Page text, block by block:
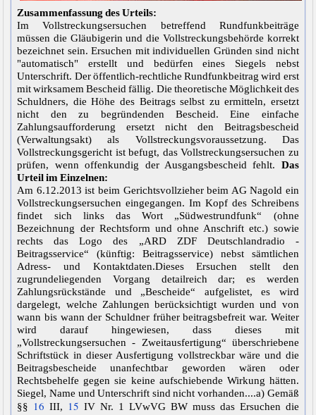
Zusammenfassung des Urteils:
Im Vollstreckungsersuchen betreffend Rundfunkbeiträge
müssen die Gläubigerin und die Vollstreckungsbehörde korrekt
bezeichnet sein. Ersuchen mit individuellen Gründen sind nicht
"automatisch" erstellt und bedürfen eines Siegels nebst
Unterschrift. Der öffentlich-rechtliche Rundfunkbeitrag wird erst
mit wirksamem Bescheid fällig. Die theoretische Möglichkeit des
Schuldners, die Höhe des Beitrags selbst zu ermitteln, ersetzt
nicht den zu begründenden Bescheid. Eine einfache
Zahlungsaufforderung ersetzt nicht den Beitragsbescheid
(Verwaltungsakt) als Vollstreckungsvoraussetzung. Das
Vollstreckungsgericht ist befugt, das Vollstreckungsersuchen zu
prüfen, wenn offenkundig der Ausgangsbescheid fehlt. Das
Urteil im Einzelnen:
Am 6.12.2013 ist beim Gerichtsvollzieher beim AG Nagold ein
Vollstreckungsersuchen eingegangen. Im Kopf des Schreibens
findet sich links das Wort „Südwestrundfunk“ (ohne
Bezeichnung der Rechtsform und ohne Anschrift etc.) sowie
rechts das Logo des „ARD ZDF Deutschlandradio -
Beitragsservice“ (künftig: Beitragsservice) nebst sämtlichen
Adress- und Kontaktdaten.Dieses Ersuchen stellt den
zugrundeliegenden Vorgang detailreich dar; es werden
Zahlungsrückstände und „Bescheide“ aufgelistet, es wird
dargelegt, welche Zahlungen berücksichtigt wurden und von
wann bis wann der Schuldner früher beitragsbefreit war. Weiter
wird darauf hingewiesen, dass dieses mit
„Vollstreckungsersuchen - Zweitausfertigung“ überschriebene
Schriftstück in dieser Ausfertigung vollstreckbar wäre und die
Beitragsbescheide unanfechtbar geworden wären oder
Rechtsbehelfe gegen sie keine aufschiebende Wirkung hätten.
Siegel, Name und Unterschrift sind nicht vorhanden....a) Gemäß
§§
16 III, 15 IV Nr. 1 LVwVG BW muss das Ersuchen die